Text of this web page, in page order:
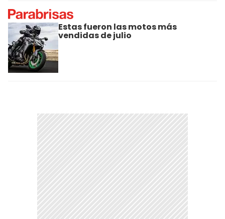
Estas fueron las motos más
vendidas de julio